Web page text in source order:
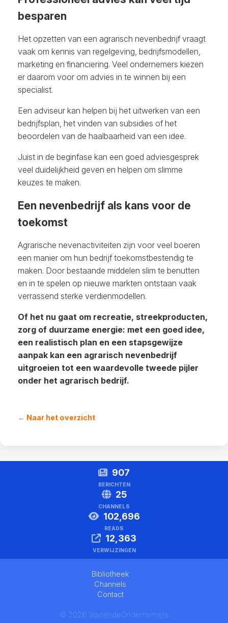
besparen
Het opzetten van een agrarisch nevenbedrijf vraagt
vaak om kennis van regelgeving, bedrijfsmodellen,
marketing en financiering. Veel ondernemers kiezen
er daarom voor om advies in te winnen bij een
specialist.
Een adviseur kan helpen bij het uitwerken van een
bedrijfsplan, het vinden van subsidies of het
beoordelen van de haalbaarheid van een idee.
Juist in de beginfase kan een goed adviesgesprek
veel duidelijkheid geven en helpen om slimme
keuzes te maken.
Een nevenbedrijf als kans voor de
toekomst
Agrarische nevenactiviteiten zijn voor veel boeren
een manier om hun bedrijf toekomstbestendig te
maken. Door bestaande middelen slim te benutten
en in te spelen op nieuwe markten ontstaan vaak
verrassend sterke verdienmodellen.
Of het nu gaat om recreatie, streekproducten,
zorg of duurzame energie: met een goed idee,
een realistisch plan en een stapsgewijze
aanpak kan een agrarisch nevenbedrijf
uitgroeien tot een waardevolle tweede pijler
onder het agrarisch bedrijf.
← Naar het overzicht
907
BERICHTEN
25
CHANNELS
102,696
READS
12,363
VERWIJZINGEN
Bibliotheek
Channels
Contact
© 2026 StartendeOndernemers